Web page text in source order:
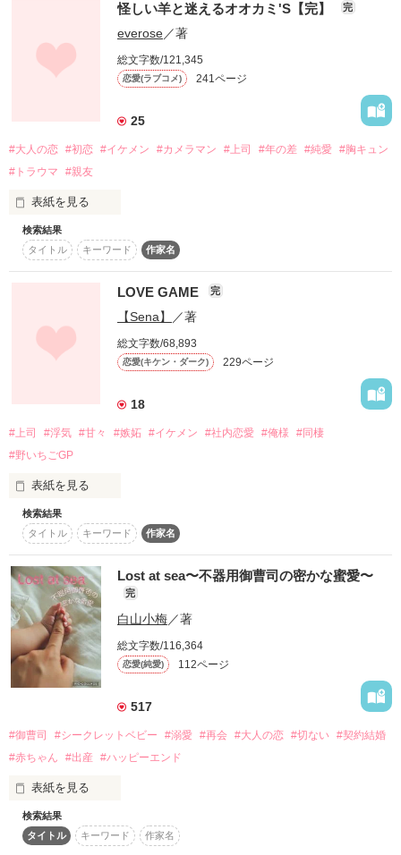
⁎.·˖*⭐読んで下さった皆様、
いいね！やひとこと感想を下さった皆様も、
本当にありがとうございます💍*˖·.⁎
2024年1月20日公開
☆２０１５年１１月１０〜１７日　編集部オススメで紹介して
いただきました☆
ありがとうございました！
☆２０１８年４月１６日〜　　　「甘キュン限定！同期」特集
で紹介していただきました☆
口も態度も悪いが営業成績No.1で結菜を振り回す冷たい同期男
じれったい大人のオフィスラブ
あなたにもらったペンダントずっと私のお
二人を結び付けた運命の赤い糸
る
*皆さん、本棚登録して下さりありがとうございま
す。あとがき追加しました
少しずつ直しも入れてます。
怪しい羊と迷えるオオカミ'S【完】 完
everose／著
総文字数/121,345
恋愛(ラブコメ) 241ページ
25
#大人の恋 #初恋 #イケメン #カメラマン #上司 #年の差 #純愛 #胸キュン
#トラウマ
#親友
表紙を見る
「ありゃなんだ？座敷童か？」
「ヒーｯもじゃもじゃ～～」
『絶滅危惧種の保護』を掲げ立ち上がる
美祈の上司の柊哉とフリーカメラマンの瑛太
再起にかけるOLの美祈と親友の真琴
「昔遊んでた男は言うことが違うよｯ」
さぁ一緒に恋を楽しみましょう♪
クスッと笑ってほんのり甘い大人のラブコメです。
作品を読む
検索結果
タイトル
キーワード 作家名
LOVE GAME 完
【Sena】 ／著
総文字数/68,893
恋愛(キケン・ダーク) 229ページ
18
#上司 #浮気 #甘々 #嫉妬 #イケメン #社内恋愛 #俺様
#同棲
#野いちごGP
表紙を見る
「 早く･･好きになって 」
傷心中美人社員
「 もっと俺を優先しろよ 」
新塚和真[ﾆｲﾂﾞｶ ｶｽﾞﾏ]
検索結果
タイトル
キーワード 作家名
Lost at sea〜不器用御曹司の密かな蜜愛〜
完
白山小梅／著
総文字数/116,364
恋愛(純愛) 112ページ
517
#御曹司 #シークレットベビー #溺愛 #再会 #大人の恋 #切ない #契約結婚
#赤ちゃん
#出産 #ハッピーエンド
表紙を見る
晴れて大学に入学した六花
意気揚々と入ったワインサークル
検索結果
タイトル
キーワード 作家名